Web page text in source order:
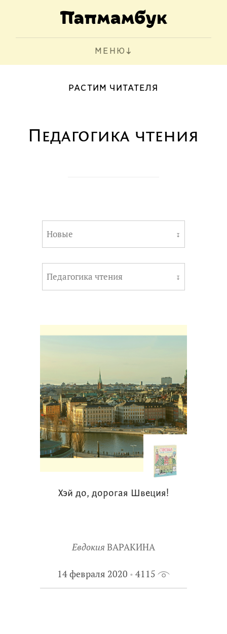
МЕНЮ
РАСТИМ ЧИТАТЕЛЯ
Педагогика чтения
Новые ↧
Педагогика чтения ↧
Хэй до, дорогая Швеция!
Евдокия ВАРАКИНА
14 февраля 2020 4115